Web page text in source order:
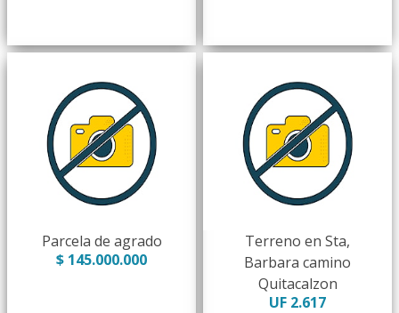
Parcela de agrado
$ 145.000.000
Terreno en Sta,
Barbara camino
Quitacalzon
UF 2.617